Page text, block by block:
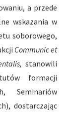
a przede
wskazania w
soborowego,
Communic et
stanowili
formacji
Seminariów
dostarczając